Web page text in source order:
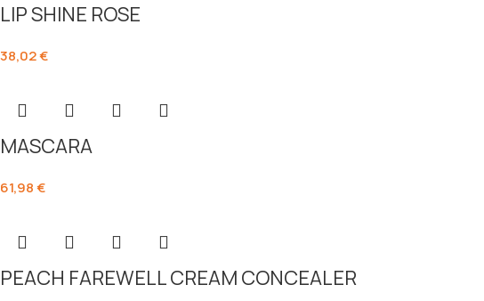
LIP SHINE ROSE
38,02€
MASCARA
61,98€
PEACH FAREWELL CREAM CONCEALER